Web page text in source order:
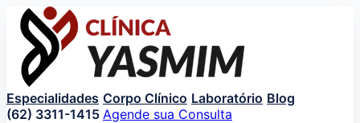
Especialidades Corpo Clínico Laboratório Blog
(62) 3311-1415 Agende sua Consulta